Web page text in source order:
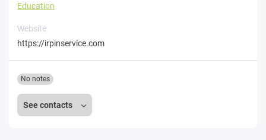
Education
Website
https://irpinservice.com
See contacts
No notes